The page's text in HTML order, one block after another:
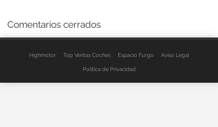
Comentarios cerrados
Highmotor Top Ventas Coches Espacio Furgo Aviso Legal
Política de Privacidad